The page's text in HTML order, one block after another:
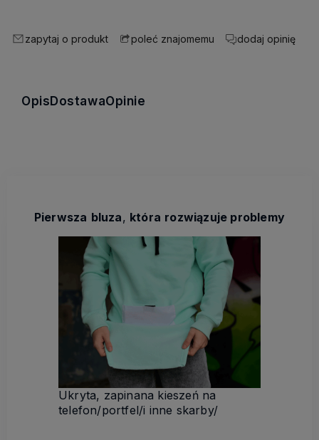
zapytaj o produkt poleć znajomemu dodaj opinię
OpisDostawaOpinie
Pierwsza bluza, która rozwiązuje problemy
Ukryta, zapinana kieszeń na
telefon/portfel/i inne skarby/